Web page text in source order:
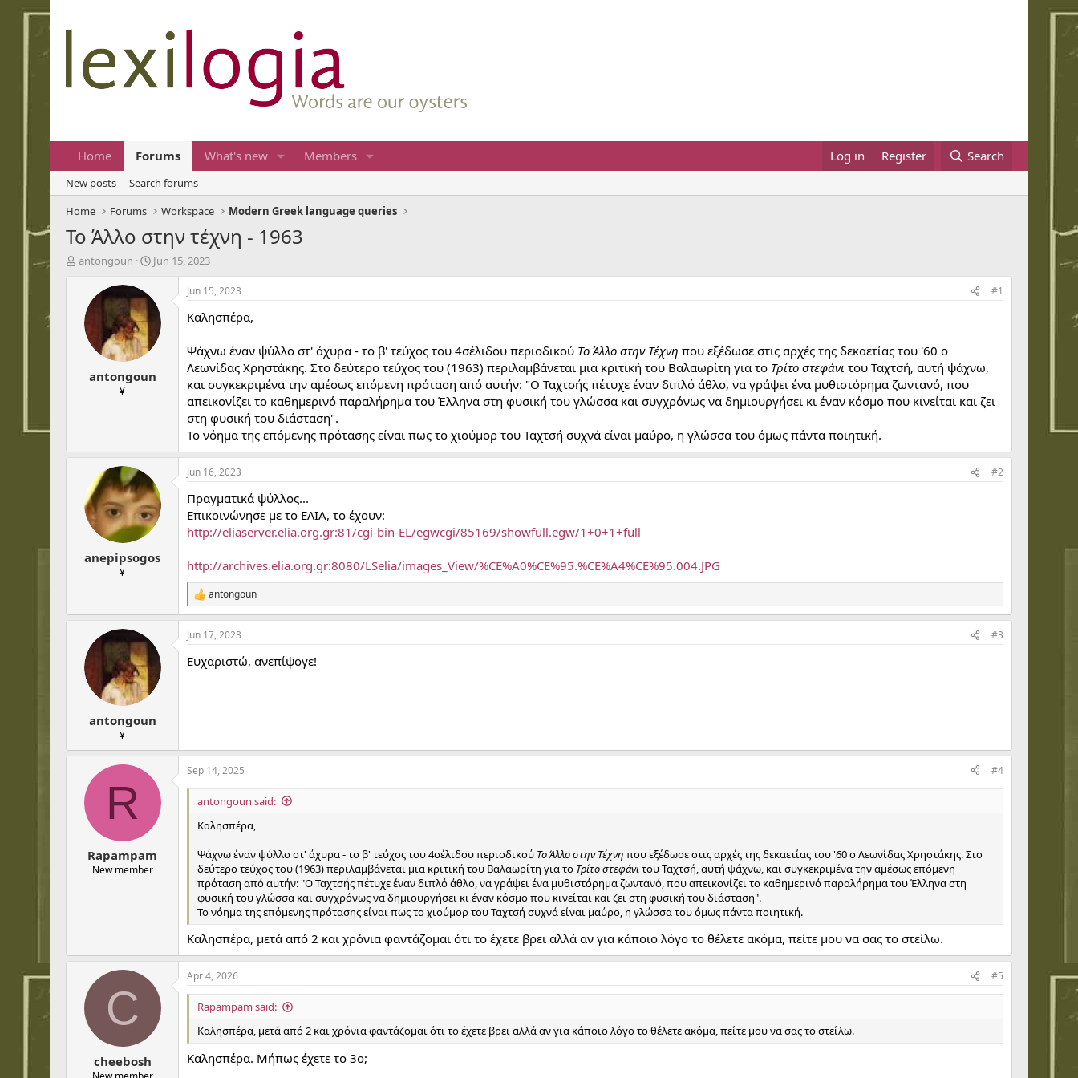
Home Forums What's new Members Log in Register Search
New posts
Search forums
Home
Forums Workspace Modern Greek language queries
Το Άλλο στην τέχνη - 1963
T
antongoun
S
r
a
e
Jun 15, 2023
antongoun
¥
Jun 15, 2023 #1
Καλησπέρα,
Ψάχνω έναν ψύλλο στ' άχυρα - το β' τεύχος του 4σέλιδου περιοδικού Το Άλλο στην Τέχνη που εξέδωσε στις αρχές της δεκαετίας του '60 ο
Λεωνίδας Χρηστάκης. Στο δεύτερο τεύχος του (1963) περιλαμβάνεται μια κριτική του Βαλαωρίτη για το Τρίτο στεφάνι του Ταχτσή, αυτή ψάχνω,
και συγκεκριμένα την αμέσως επόμενη πρόταση από αυτήν: "Ο Ταχτσής πέτυχε έναν διπλό άθλο, να γράψει ένα μυθιστόρημα ζωντανό, που
απεικονίζει το καθημερινό παραλήρημα του Έλληνα στη φυσική του γλώσσα και συγχρόνως να δημιουργήσει κι έναν κόσμο που κινείται και ζει
στη φυσική του διάσταση".
Το νόημα της επόμενης πρότασης είναι πως το χιούμορ του Ταχτσή συχνά είναι μαύρο, η γλώσσα του όμως πάντα ποιητική.
anepipsogos
¥
Jun 16, 2023 #2
Πραγματικά ψύλλος...
Επικοινώνησε με το ΕΛΙΑ, το έχουν:
http://eliaserver.elia.org.gr:81/cgi-bin-EL/egwcgi/85169/showfull.egw/1+0+1+full
http://archives.elia.org.gr:8080/LSelia/images_View/%CE%A0%CE%95.%CE%A4%CE%95.004.JPG
R
e
a
c
i
antongoun
antongoun
¥
Jun 17, 2023 #3
Ευχαριστώ, ανεπίψογε!
R
Rapampam
New member
Sep 14, 2025 #4
antongoun said:
Καλησπέρα,
Ψάχνω έναν ψύλλο στ' άχυρα - το β' τεύχος του 4σέλιδου περιοδικού Το Άλλο στην Τέχνη που εξέδωσε στις αρχές της δεκαετίας του '60 ο Λεωνίδας Χρηστάκης. Στο
δεύτερο τεύχος του (1963) περιλαμβάνεται μια κριτική του Βαλαωρίτη για το Τρίτο στεφάνι του Ταχτσή, αυτή ψάχνω, και συγκεκριμένα την αμέσως επόμενη
πρόταση από αυτήν: "Ο Ταχτσής πέτυχε έναν διπλό άθλο, να γράψει ένα μυθιστόρημα ζωντανό, που απεικονίζει το καθημερινό παραλήρημα του Έλληνα στη
φυσική του γλώσσα και συγχρόνως να δημιουργήσει κι έναν κόσμο που κινείται και ζει στη φυσική του διάσταση".
Το νόημα της επόμενης πρότασης είναι πως το χιούμορ του Ταχτσή συχνά είναι μαύρο, η γλώσσα του όμως πάντα ποιητική.
Καλησπέρα, μετά από 2 και χρόνια φαντάζομαι ότι το έχετε βρει αλλά αν για κάποιο λόγο το θέλετε ακόμα, πείτε μου να σας το στείλω.
C
cheebosh
Apr 4, 2026 #5
Rapampam said:
Καλησπέρα, μετά από 2 και χρόνια φαντάζομαι ότι το έχετε βρει αλλά αν για κάποιο λόγο το θέλετε ακόμα, πείτε μου να σας το στείλω.
Καλησπέρα. Μήπως έχετε το 3ο;